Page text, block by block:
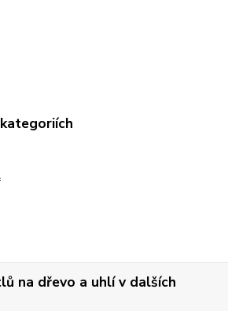
na dřevo a uhlí v dalších